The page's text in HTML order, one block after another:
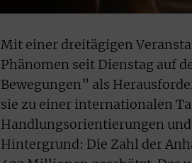
Mit einer dreitägigen
Phänomen seit Dienstag auf
Bewegungen” als
sie zu einer internationalen
Handlungsorientierungen
Hintergrund: Die Zahl der